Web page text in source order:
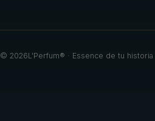
© 2026L'Perfum® · Essence de tu historia